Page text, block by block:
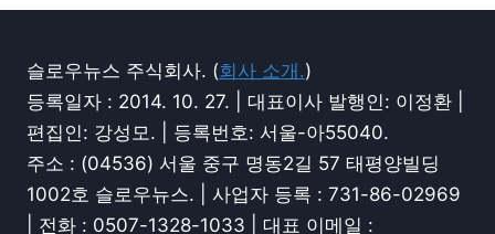
슬로우뉴스 주식회사. (회사 소개.)
등록일자 : 2014. 10. 27. | 대표이사 발행인: 이정환 |
편집인: 강성모. | 등록번호: 서울-아55040.
주소 : (04536) 서울 중구 명동2길 57 태평양빌딩
1002호 슬로우뉴스. | 사업자 등록 : 731-86-02969
| 전화 : 0507-1328-1033 | 대표 이메일 :